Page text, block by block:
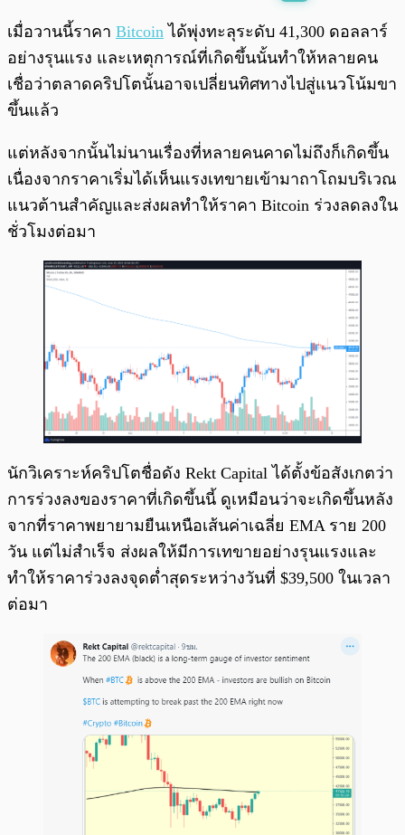
พร้อมเล่น
เมื่อวานนี้ราคา Bitcoin ได้พุ่งทะลุระดับ 41,300 ดอลลาร์
อย่างรุนแรง และเหตุการณ์ที่เกิดขึ้นนั้นทำให้หลายคน
เชื่อว่าตลาดคริปโตนั้นอาจเปลี่ยนทิศทางไปสู่แนวโน้มขา
ขึ้นแล้ว
แต่หลังจากนั้นไม่นานเรื่องที่หลายคนคาดไม่ถึงก็เกิดขึ้น
เนื่องจากราคาเริ่มได้เห็นแรงเทขายเข้ามาถาโถมบริเวณ
แนวต้านสำคัญและส่งผลทำให้ราคา Bitcoin ร่วงลดลงใน
ชั่วโมงต่อมา
นักวิเคราะห์คริปโตชื่อดัง Rekt Capital ได้ตั้งข้อสังเกตว่า
การร่วงลงของราคาที่เกิดขึ้นนี้ ดูเหมือนว่าจะเกิดขึ้นหลัง
จากที่ราคาพยายามยืนเหนือเส้นค่าเฉลี่ย EMA ราย 200
วัน แต่ไม่สำเร็จ ส่งผลให้มีการเทขายอย่างรุนแรงและ
ทำให้ราคาร่วงลงจุดต่ำสุดระหว่างวันที่ $39,500 ในเวลา
ต่อมา